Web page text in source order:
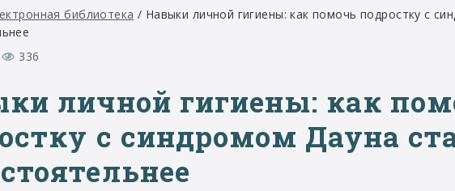
библиотека / Навыки личной гигиены: как помочь подростку с
336
личной гигиены: как
с синдромом Дауна